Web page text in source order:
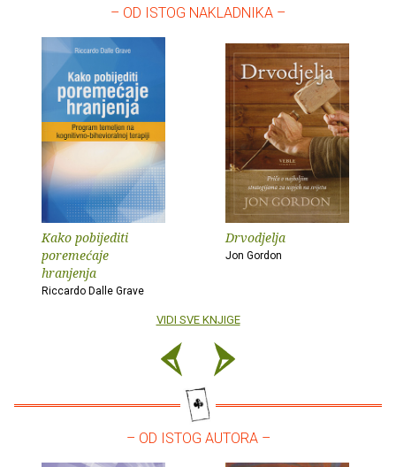
– OD ISTOG NAKLADNIKA –
Kako pobijediti
poremećaje
hranjenja
Riccardo Dalle Grave
Drvodjelja
Jon Gordon
VIDI SVE KNJIGE
– OD ISTOG AUTORA –